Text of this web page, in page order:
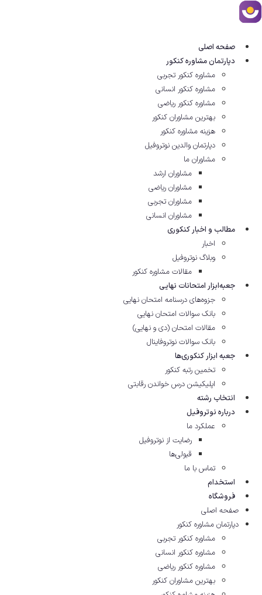
صفحه اصلی
دپارتمان مشاوره کنکور
مشاوره کنکور تجربی
مشاوره کنکور انسانی
مشاوره کنکور ریاضی
بهترین مشاوران کنکور
هزینه مشاوره کنکور
دپارتمان والدین نوتروفیل
مشاوران ما
مشاوران ارشد
مشاوران ریاضی
مشاوران تجربی
مشاوران انسانی
مطالب و اخبار کنکوری
اخبار
وبلاگ نوتروفیل
مقالات مشاوره‌ کنکور
جعبه‌ابزار امتحانات نهایی
جزوه‌های درسنامه امتحان نهایی
بانک سوالات امتحان نهایی
مقالات امتحان (دی و نهایی)
بانک سوالات نوتروفاینال
جعبه ابزار کنکوری‌ها
تخمین رتبه کنکور
اپلیکیشن درس خواندن رقابتی
انتخاب رشته
درباره نوتروفیل
عملکرد ما
رضایت از نوتروفیل
قبولی‌ها
تماس با ما
استخدام
فروشگاه
صفحه اصلی
دپارتمان مشاوره کنکور
مشاوره کنکور تجربی
مشاوره کنکور انسانی
مشاوره کنکور ریاضی
بهترین مشاوران کنکور